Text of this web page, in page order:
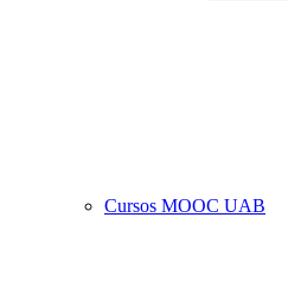
Cursos MOOC UAB